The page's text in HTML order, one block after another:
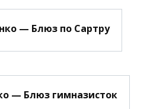
— Блюз по Сартру
— Блюз гимназисток